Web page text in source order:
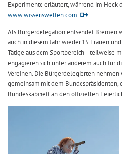
Experimente erläutert, während im Heck
www.wissenswelten.com
Als Bürgerdelegation entsendet Bremen
auch in diesem Jahr wieder 15 Frauen
Tätige aus dem Sportbereich– teilweise
engagieren sich unter anderem auch für
Vereinen. Die Bürgerdelegierten
gemeinsam mit dem Bundespräsidenten,
Bundeskabinett an den offiziellen